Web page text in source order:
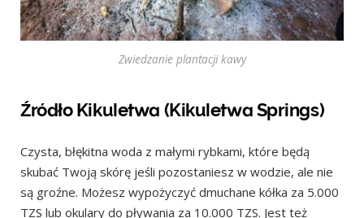
Zwiedzanie plantacji kawy
Źródło Kikuletwa (Kikuletwa Springs)
Czysta, błękitna woda z małymi rybkami, które będą
skubać Twoją skórę jeśli pozostaniesz w wodzie, ale nie
są groźne. Możesz wypożyczyć dmuchane kółka za 5.000
TZS lub okulary do pływania za 10.000 TZS. Jest też